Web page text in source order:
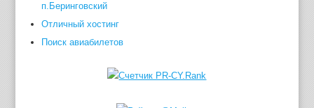
п.Беринговский
Отличный хостинг
Поиск авиабилетов